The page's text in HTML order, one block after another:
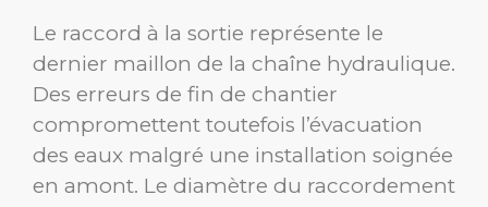
Le raccord à la sortie représente le
dernier maillon de la chaîne hydraulique.
Des erreurs de fin de chantier
compromettent toutefois l’évacuation
des eaux malgré une installation soignée
en amont. Le diamètre du raccordement